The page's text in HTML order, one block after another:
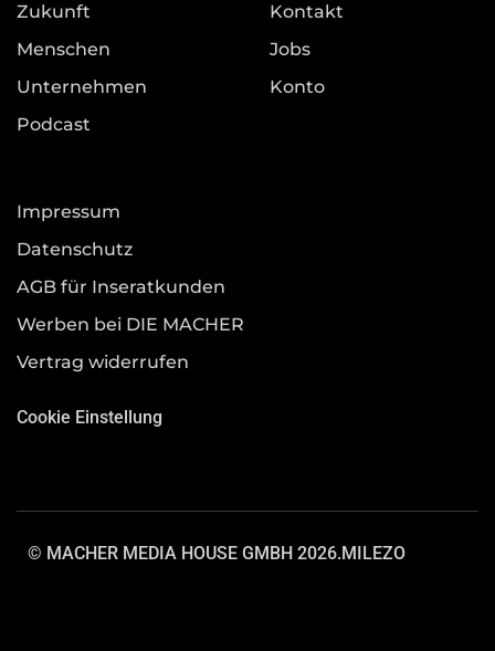
Zukunft
Menschen
Unternehmen
Podcast
Kontakt
Jobs
Konto
Impressum
Datenschutz
AGB für Inseratkunden
Werben bei DIE MACHER
Vertrag widerrufen
Cookie Einstellung
© MACHER MEDIA HOUSE GMBH 2026.MILEZO